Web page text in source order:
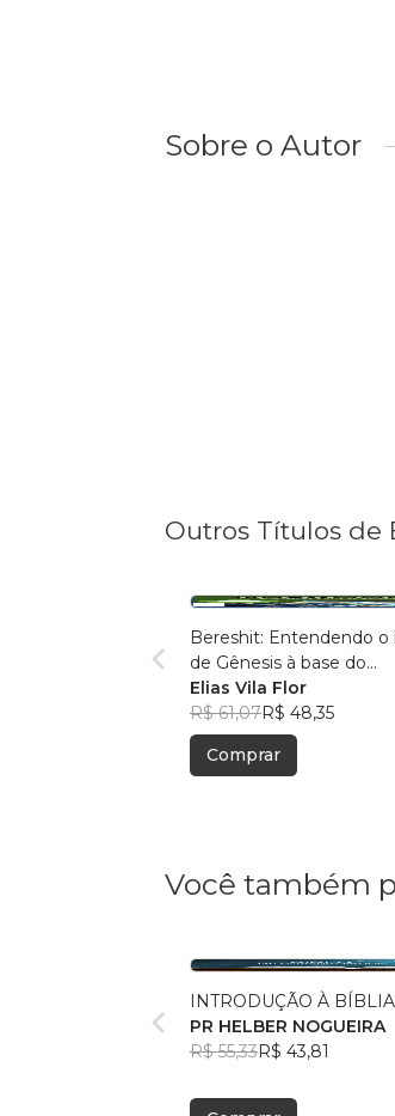
Sobre o Autor
Outros Títulos de
Bereshit: Entendendo o
de Gênesis à base do
entendimento judaico-
cristão e histórico.
Elias Vila Flor
R$ 61,07R$ 48,35
Comprar
Você também
INTRODUÇÃO À BÍBLIA
PR HELBER NOGUEIRA
R$ 55,33R$ 43,81